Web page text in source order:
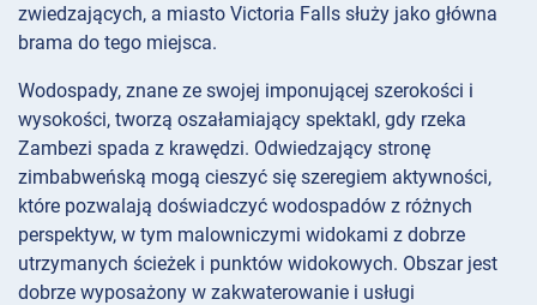
zwiedzających, a miasto Victoria Falls służy jako główna
brama do tego miejsca.
Wodospady, znane ze swojej imponującej szerokości i
wysokości, tworzą oszałamiający spektakl, gdy rzeka
Zambezi spada z krawędzi. Odwiedzający stronę
zimbabweńską mogą cieszyć się szeregiem aktywności,
które pozwalają doświadczyć wodospadów z różnych
perspektyw, w tym malowniczymi widokami z dobrze
utrzymanych ścieżek i punktów widokowych. Obszar jest
dobrze wyposażony w zakwaterowanie i usługi